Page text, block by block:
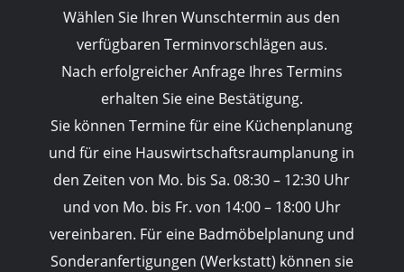
Wählen Sie Ihren Wunschtermin aus den
verfügbaren Terminvorschlägen aus.
Nach erfolgreicher Anfrage Ihres Termins
erhalten Sie eine Bestätigung.
Sie können Termine für eine Küchenplanung
und für eine Hauswirtschaftsraumplanung in
den Zeiten von Mo. bis Sa. 08:30 – 12:30 Uhr
und von Mo. bis Fr. von 14:00 – 18:00 Uhr
vereinbaren. Für eine Badmöbelplanung und
Sonderanfertigungen (Werkstatt) können sie